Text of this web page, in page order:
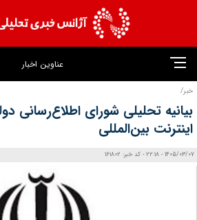
عناوین اخبار
خبر/
بیانیه تحلیلی شورای اطلاع‌رسانی
اینترنت بین‌المللی
1405/03/07 - 22:18 - کد خبر: 161802